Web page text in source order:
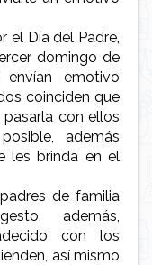
el Día del Padre,
domingo de
emotivo
coinciden que
con ellos
además
les brinda en el
de familia
además,
con los
así mismo